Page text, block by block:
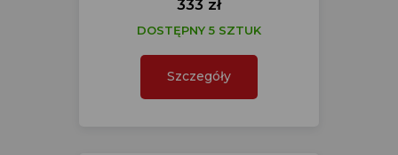
333 zł
DOSTĘPNY 5 SZTUK
Szczegóły